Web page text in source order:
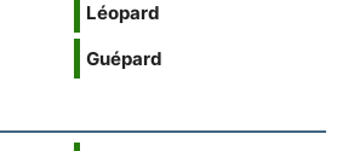
Léopard
Guépard